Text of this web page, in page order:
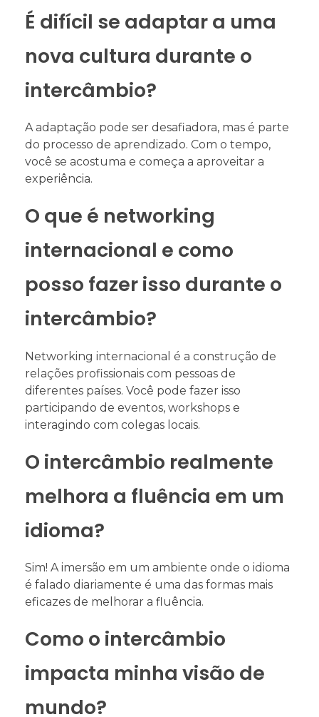
É difícil se adaptar a uma
nova cultura durante o
intercâmbio?
A adaptação pode ser desafiadora, mas é parte
do processo de aprendizado. Com o tempo,
você se acostuma e começa a aproveitar a
experiência.
O que é networking
internacional e como
posso fazer isso durante o
intercâmbio?
Networking internacional é a construção de
relações profissionais com pessoas de
diferentes países. Você pode fazer isso
participando de eventos, workshops e
interagindo com colegas locais.
O intercâmbio realmente
melhora a fluência em um
idioma?
Sim! A imersão em um ambiente onde o idioma
é falado diariamente é uma das formas mais
eficazes de melhorar a fluência.
Como o intercâmbio
impacta minha visão de
mundo?